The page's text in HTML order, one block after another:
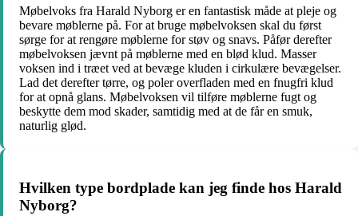
Møbelvoks fra Harald Nyborg er en fantastisk måde at pleje og
bevare møblerne på. For at bruge møbelvoksen skal du først
sørge for at rengøre møblerne for støv og snavs. Påfør derefter
møbelvoksen jævnt på møblerne med en blød klud. Masser
voksen ind i træet ved at bevæge kluden i cirkulære bevægelser.
Lad det derefter tørre, og poler overfladen med en fnugfri klud
for at opnå glans. Møbelvoksen vil tilføre møblerne fugt og
beskytte dem mod skader, samtidig med at de får en smuk,
naturlig glød.
Hvilken type bordplade kan jeg finde hos Harald
Nyborg?